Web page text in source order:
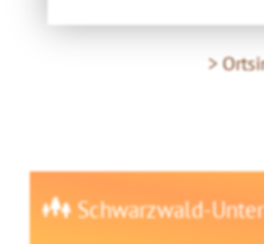
>
Schwarzwald-